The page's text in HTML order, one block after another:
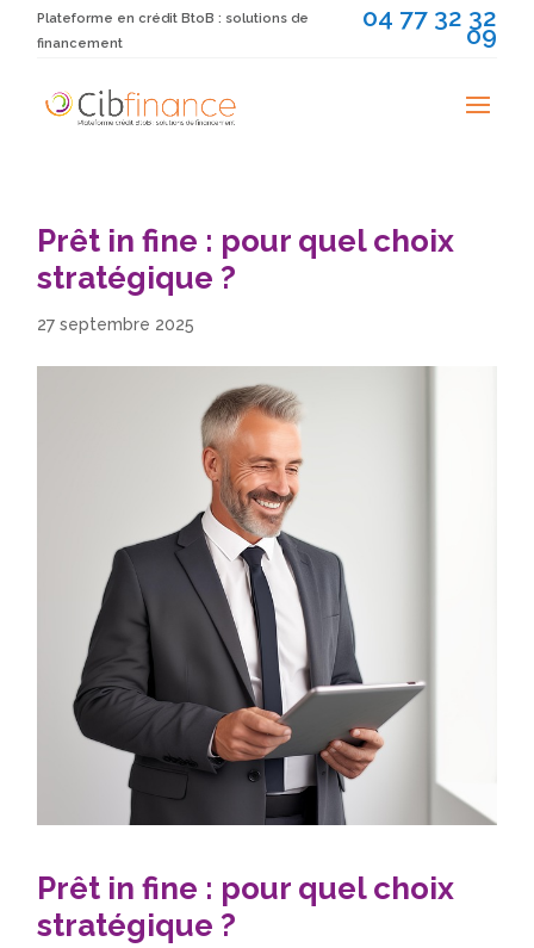
Plateforme en crédit BtoB : solutions de
financement
04 77 32 32
09
Prêt in fine : pour quel choix
stratégique ?
27 septembre 2025
Prêt in fine : pour quel choix
stratégique ?